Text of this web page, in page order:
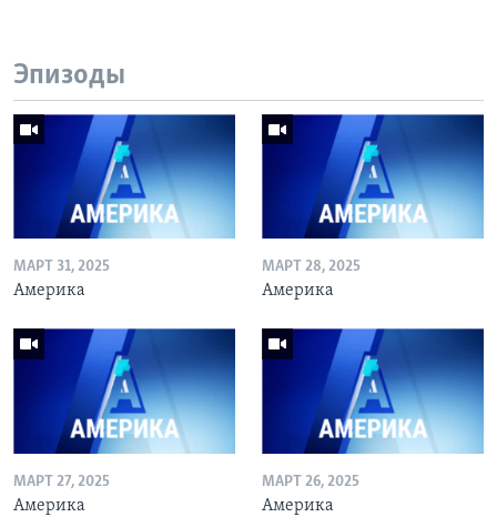
Эпизоды
МАРТ 31, 2025
Америка
МАРТ 28, 2025
Америка
МАРТ 27, 2025
Америка
МАРТ 26, 2025
Америка